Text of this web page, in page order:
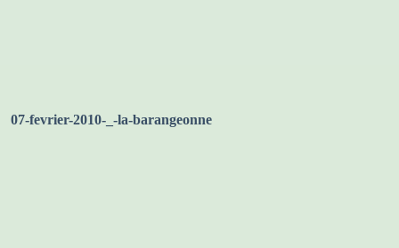
07-fevrier-2010-_-la-barangeonne